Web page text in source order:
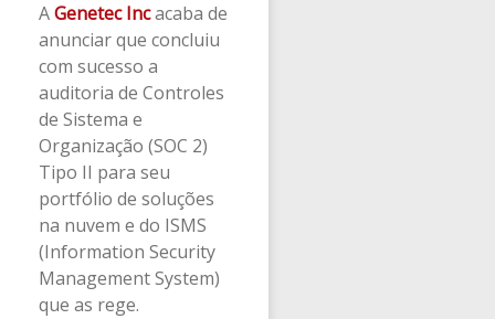
AGenetec Incacaba de
anunciar que concluiu
com sucesso a
auditoria de Controles
de Sistema e
Organização (SOC 2)
Tipo II para seu
portfólio de soluções
na nuvem e do ISMS
(Information Security
Management System)
que as rege.